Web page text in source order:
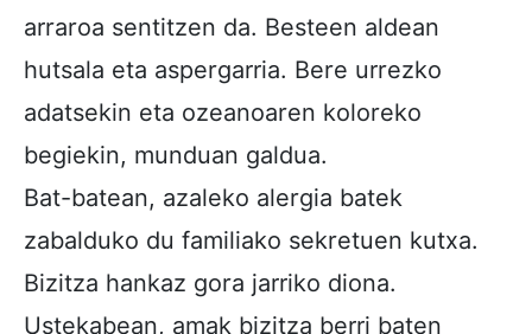
arraroa sentitzen da. Besteen aldean
hutsala eta aspergarria. Bere urrezko
adatsekin eta ozeanoaren koloreko
begiekin, munduan galdua.
Bat-batean, azaleko alergia batek
zabalduko du familiako sekretuen kutxa.
Bizitza hankaz gora jarriko diona.
Ustekabean, amak bizitza berri baten